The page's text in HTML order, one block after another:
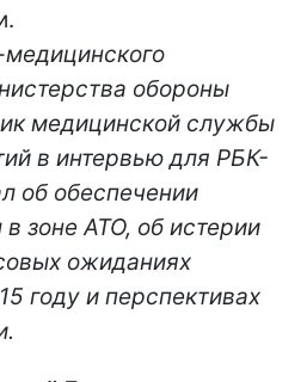
обороны
медицинской службы
в интервью для РБК-
об обеспечении
зоне АТО, об истерии
ожиданиях
году и перспективах